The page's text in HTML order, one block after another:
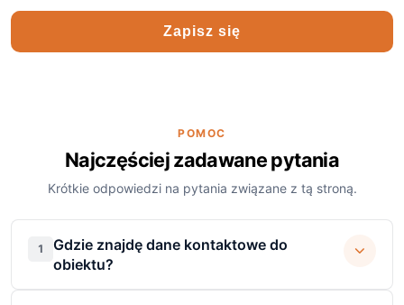
Adres e-mail
Zapisz się
POMOC
Najczęściej zadawane pytania
Krótkie odpowiedzi na pytania związane z tą stroną.
1
Gdzie znajdę dane kontaktowe do
obiektu?